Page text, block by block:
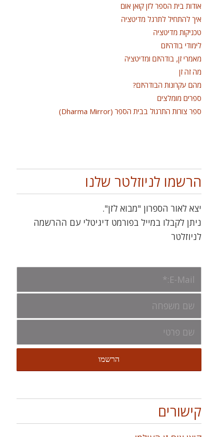
אודות בית הספר לזן קואן אום
איך להתחיל לתרגל מדיטציה
טכניקות מדיטציה
לימודי בודהיזם
מאמרי זן, בודהיזם ומדיטציה
מה זה זן
מהם עקרונות הבודהיזם?
ספרים מומלצים
ספר צורות התרגול בבית הספר (Dharma Mirror)
הרשמו לניוזלטר שלנו
יצא לאור הספרון "מבוא לזן".
ניתן לקבלו במייל בפורמט דיגיטלי עם ההרשמה
לניוזלטר
קישורים